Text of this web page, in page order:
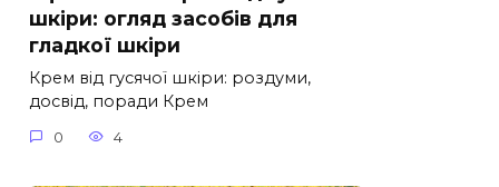
шкіри: огляд засобів для
гладкої шкіри
Крем від гусячої шкіри: роздуми,
досвід, поради Крем
0 4